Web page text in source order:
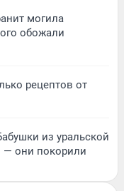
могила
обожали
рецептов от
из уральской
— они покорили